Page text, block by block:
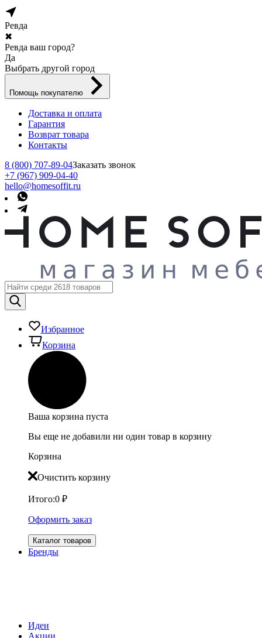
Ревда
✖
Ревда ваш город?
Да
Выбрать другой город
Помощь покупателю
Доставка и оплата
Гарантия
Возврат товара
Контакты
8 (800) 707-89-04Заказать звонок
+7 (967) 909-04-40
hello@homesoffit.ru
Избранное
Корзина
Ваша корзина пуста
Вы еще не добавили ни один товар в корзину
Корзина
Очистить корзину
Итого:0 ₽
Оформить заказ
Каталог товаров
Бренды
Идеи